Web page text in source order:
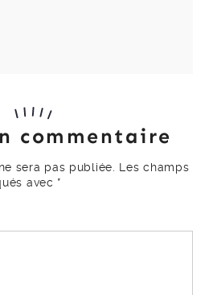
commentaire
sera pas publiée.
Les champs
avec *